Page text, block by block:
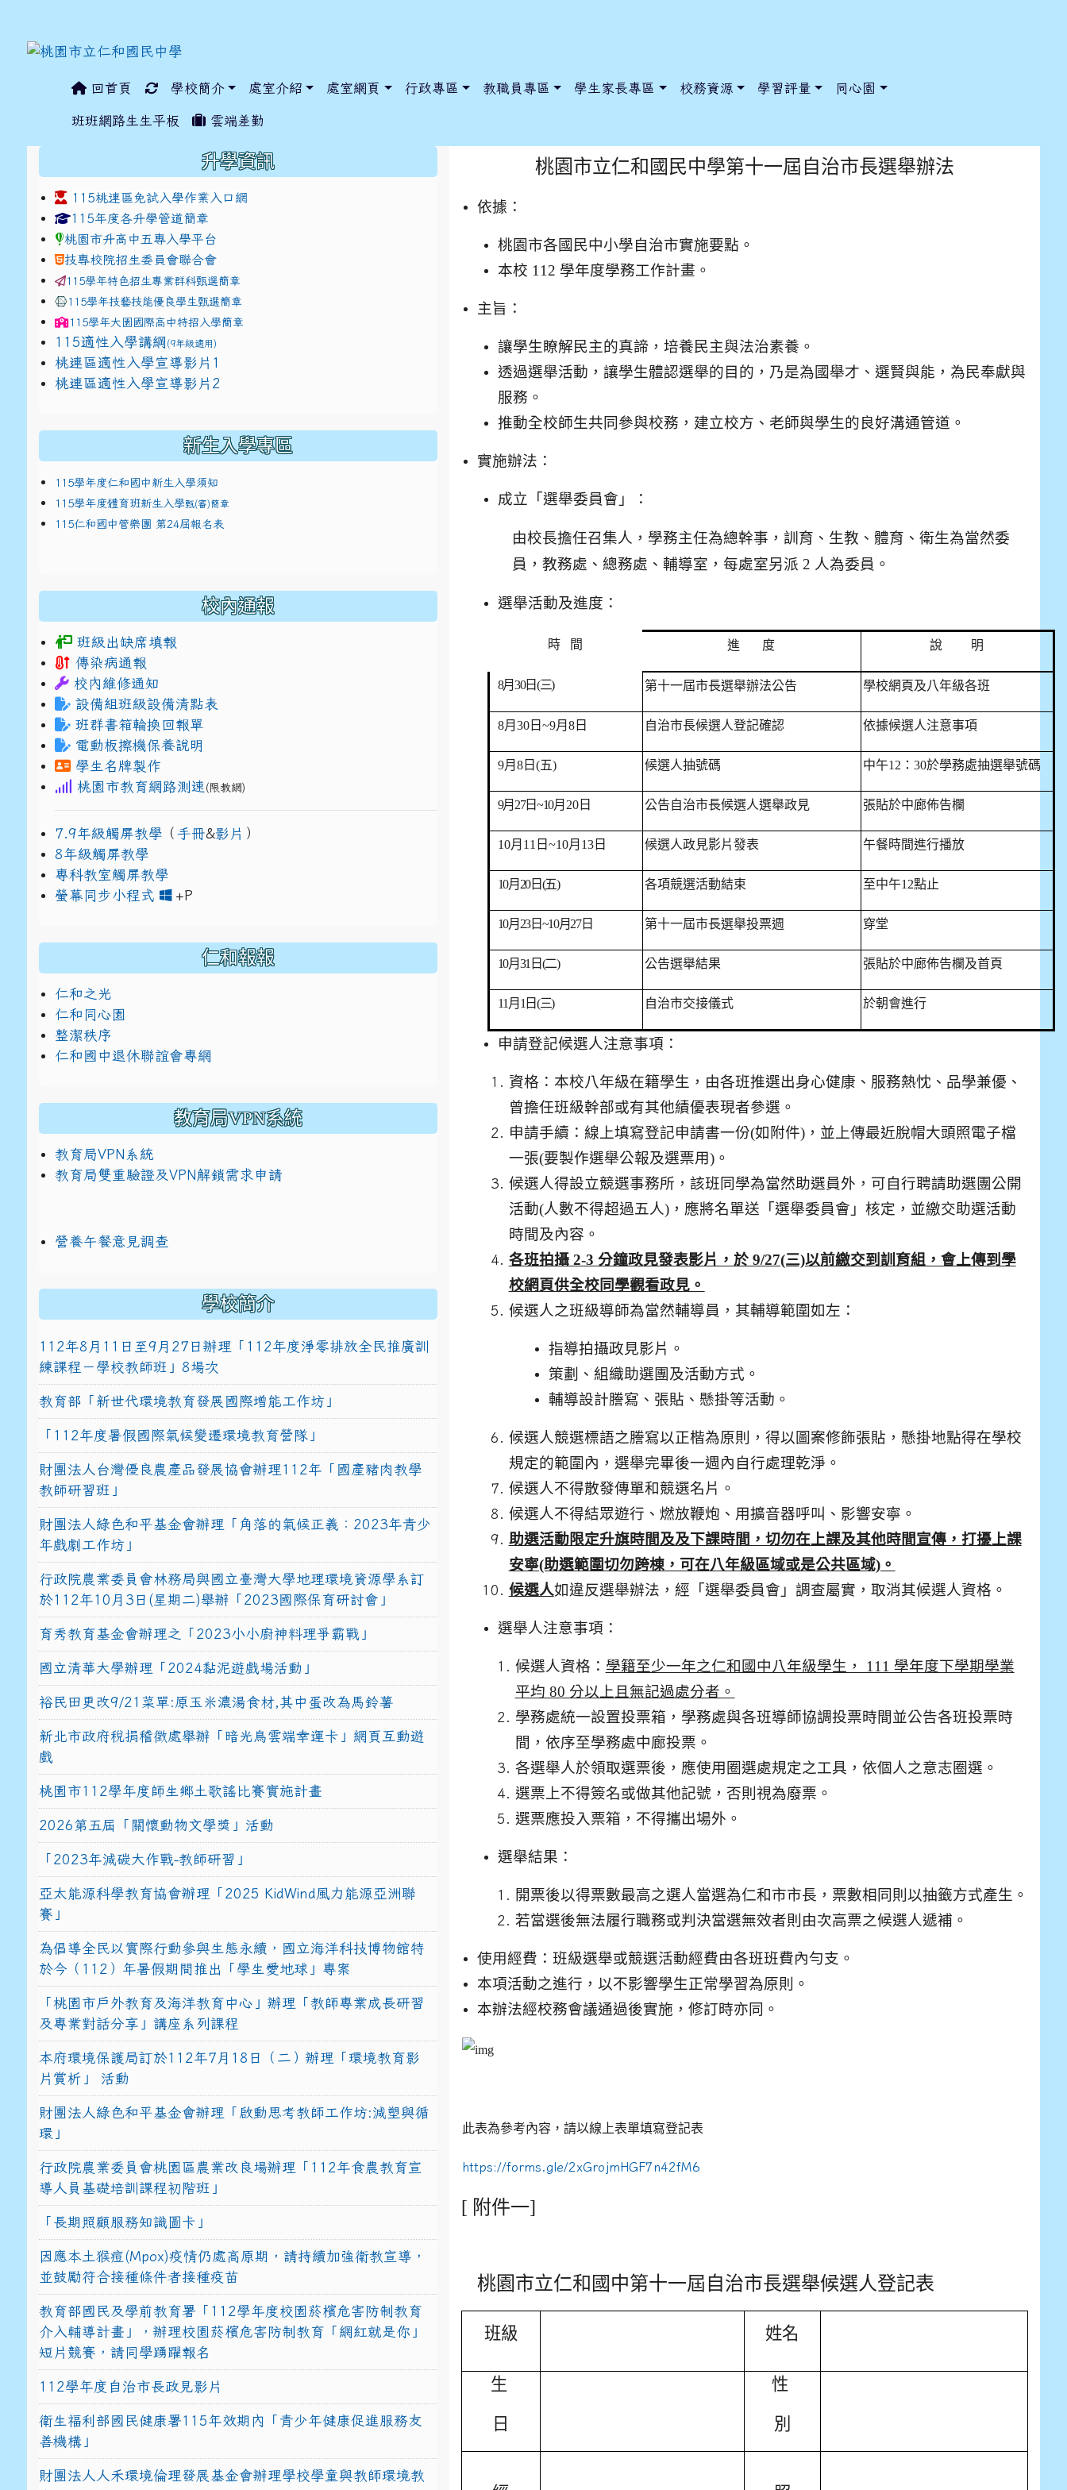
回首頁 學校簡介 處室介紹 處室網頁 行政專區 教職員專區 學生家長專區 校務資源 學習評量 同心園
班班網路生生平板 雲端差勤
桃園市立仁和國民中學第十一屆自治市長選舉辦法
桃園市立仁和國民中學第十一屆自治市長選舉辦法
依據：
桃園市各國民中小學自治市實施要點。
本校 112 學年度學務工作計畫。
主旨：
讓學生瞭解民主的真諦，培養民主與法治素養 。
透過選舉活動，讓學生體認選舉的目的，乃是為國舉才、選賢與能，為民奉獻與
服務。
推動全校師生共同參與校務，建立校方、老師與學生的良好溝通管道。
實施辦法：
成立「選舉委員會」：
由校長擔任召集人，學務主任為總幹事，訓育、生教、體育、衛生為當然委
員，教務處、總務處、輔導室，每處室另派 2 人為委員。
選舉活動及進度：
時 間 進 度 說 明
8月30日(三) 第十一屆市長選舉辦法公告 學校網頁及八年級各班
8月 30日 ~9月 8日 自治市長候選人登記確認 依據候選人注意事項
9月 8日 (五) 候選人抽號碼 中午12 ： 30於學務處抽選舉號碼
9月 27日~10月 20日 公告自治市長候選人選舉政見 張貼於中廊佈告欄
10月 11 日 ~10月 13日 候選人政見影片發表 午餐時間進行播放
10月 20日(五) 各項競選活動結束 至中午12點止
10月 23日~10月27日 第十一屆市長選舉投票週 穿堂
10月31 日(二) 公告選舉結果 張貼於中廊佈告欄及首頁
11 月 1 日(三) 自治市交接儀式 於朝會進行
申請登記候選人注意事項：
資格：本校八年級在籍學生，由各班推選出身心健康、服務熱忱、品學兼優、
曾擔任班級幹部或有其他績優表現者參選。
申請手續：線上填寫登記申請書一份(如附件)，並上傳最近脫帽大頭照電子檔
一張(要製作選舉公報及選票用)。
候選人得設立競選事務所，該班同學為當然助選員外，可自行聘請助選團公開
活動(人數不得超過五人)，應將名單送「選舉委員會」核定，並繳交助選活動
時間及內容。
各班拍攝 2-3 分鐘政見發表影片，於 9/27(三)以前繳交到訓育組，會上傳到學
校網頁供全校同學觀看政見。
候選人之班級導師為當然輔導員，其輔導範圍如左：
指導拍攝政見影片。
策劃、組織助選團及活動方式。
輔導設計謄寫、張貼、懸掛等活動。
候選人競選標語之謄寫以正楷為原則，得以圖案修飾張貼，懸掛地點得在學校
規定的範圍內，選舉完畢後一週內自行處理乾淨。
候選人不得散發傳單和競選名片。
候選人不得結眾遊行、燃放鞭炮、用擴音器呼叫、影響安寧。
助選活動限定升旗時間及及下課時間，切勿在上課及其他時間宣傳，打擾上課
安寧(助選範圍切勿跨棟，可在八年級區域或是公共區域)。
候選人如違反選舉辦法，經「選舉委員會」調查屬實，取消其候選人資格。
選舉人注意事項：
候選人資格： 學籍至少一年之仁和國中八年級學生， 111 學年度下學期學業
平均 80 分以上且無記過處分者。
學務處統一設置投票箱，學務處與各班導師協調投票時間並公告各班投票時
間，依序至學務處中廊投票。
各選舉人於領取選票後，應使用圈選處規定之工具，依個人之意志圈選。
選票上不得簽名或做其他記號，否則視為廢票。
選票應投入票箱，不得攜出場外。
選舉結果：
開票後以得票數最高之選人當選為仁和市市長，票數相同則以抽籤方式產生。
若當選後無法履行職務或判決當選無效者則由次高票之候選人遞補。
使用經費：班級選舉或競選活動經費由各班班費內勻支。
本項活動之進行，以不影響學生正常學習為原則。
本辦法經校務會議通過後實施，修訂時亦同。
此表為參考內容，請以線上表單填寫登記表
https://forms.gle/2xGrojmHGF7n42fM6
[ 附件一]
桃園市立仁和國中第十一屆自治市長選舉候選人登記表
班級 姓名
生
日
性
別
升學資訊
115桃連區免試入學作業入口網
link to https://www.jhjhs.tyc.edu.tw/modules/tadnews/index.php?nsn=5425
115年度各升學管道簡章link to http://tyc.entry.edu.tw/NoExamImitate_TL/NoExamImitateHome/Page/Public/ChooseSys?s=05 style=font-size: 1rem; background-
link to http://tyc.entry.edu.tw/NoExamImitate_TL/NoExamImitateHome/Page/Public/ChooseSys?s=05 style=font-size: 1rem; background-
桃園市升高中五專入學平台
技專校院招生委員會聯合會
115學年特色招生專業群科甄選簡章
115學年技藝技能優良學生甄選簡章
115學年大園國際高中特招入學簡章
115適性入學講綱 (9年級適用)
link to https://docs.google.com/presentation/d/1x3bih9gNpRNolaz0znBOn--g7OisECve/
桃連區適性入學宣導影片1
link to https://docs.google.com/presentation/d/1x3bih9gNpRNolaz0znBOn--g7OisECve/
桃連區適性入學宣導影片2 link to https://docs.go114適性入學講綱 ogle.com/presentation/d/
新生入學專區
115學年度仁和國中新生入學須知
115學年度體育班新生入學甄(審)簡章
115仁和國中管樂團 第24屆報名表
校內通報
班級出缺席填報
傳染病通報
校內維修通知
設備組班級設備清點表
班群書箱輪換回報單
電動板擦機保養說明
學生名牌製作
桃園市教育網路測速 (限教網)
7.9年級觸屏教學 （ 手冊&影片 ）
8年級觸屏教學
專科教室觸屏教學
螢幕同步小程式
+Plink to https://www.jhjhs.tyc.edu.tw/uploads/tad_blocks/file/
link to https://drive.google.com/file/d/1DRAbt49kEePJ5_zYCA1AuLinl3dysZ_8/view?usp=sharing
仁和報報
仁和之光
仁和同心園
整潔秩序
仁和國中退休聯誼會專網
教育局VPN系統
教育局VPN系統
教育局雙重驗證及VPN解鎖需求申請
營養午餐意見調查
學校簡介
112年8月11日至9月27日辦理「112年度淨零排放全民推廣訓
練課程－學校教師班」8場次
教育部「新世代環境教育發展國際增能工作坊」
「112年度暑假國際氣候變遷環境教育營隊」
財團法人台灣優良農產品發展協會辦理112年「國產豬肉教學
教師研習班」
財團法人綠色和平基金會辦理「角落的氣候正義：2023年青少
年戲劇工作坊」
行政院農業委員會林務局與國立臺灣大學地理環境資源學系訂
於112年10月3日(星期二)舉辦「2023國際保育研討會」
育秀教育基金會辦理之「2023小小廚神料理爭霸戰」
國立清華大學辦理「2024黏泥遊戲場活動」
裕民田更改9/21菜單:原玉米濃湯食材,其中蛋改為馬鈴薯
新北市政府稅捐稽徵處舉辦「暗光鳥雲端幸運卡」網頁互動遊
戲
桃園市112學年度師生鄉土歌謠比賽實施計畫
2026第五屆「關懷動物文學獎」活動
「2023年減碳大作戰-教師研習」
亞太能源科學教育協會辦理「2025 KidWind風力能源亞洲聯
賽」
為倡導全民以實際行動參與生態永續，國立海洋科技博物館特
於今（112）年暑假期間推出「學生愛地球」專案
「桃園市戶外教育及海洋教育中心」辦理「教師專業成長研習
及專業對話分享」講座系列課程
本府環境保護局訂於112年7月18日（二）辦理「環境教育影
片賞析」 活動
財團法人綠色和平基金會辦理「啟動思考教師工作坊:減塑與循
環」
行政院農業委員會桃園區農業改良場辦理「112年食農教育宣
導人員基礎培訓課程初階班」
「長期照顧服務知識圖卡」
因應本土猴痘(Mpox)疫情仍處高原期，請持續加強衛教宣導，
並鼓勵符合接種條件者接種疫苗
教育部國民及學前教育署「112學年度校園菸檳危害防制教育
介入輔導計畫」，辦理校園菸檳危害防制教育「網紅就是你」
短片競賽，請同學踴躍報名
112學年度自治市長政見影片
衛生福利部國民健康署115年效期內「青少年健康促進服務友
善機構」
財團法人人禾環境倫理發展基金會辦理學校學童與教師環境教